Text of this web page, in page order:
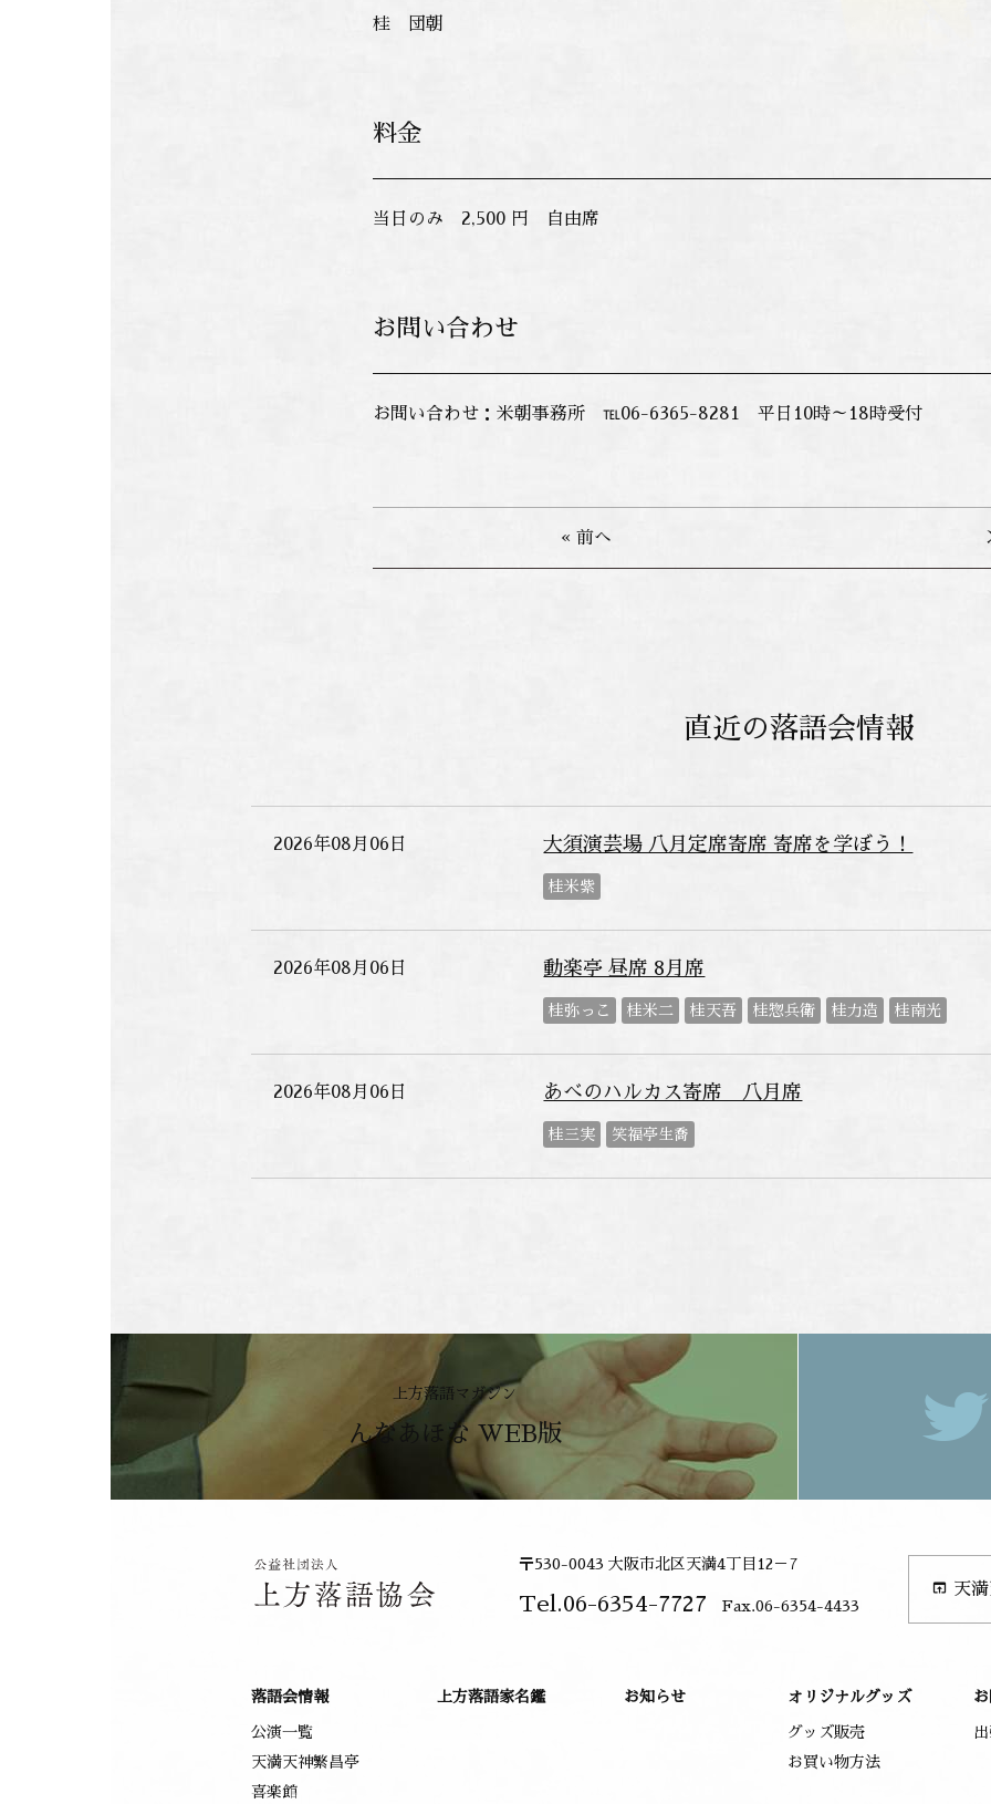
桂 団朝
料金
当日のみ 2,500 円 自由席
お問い合わせ
お問い合わせ：米朝事務所 ℡06-6365-8281 平日10時～18時受付
« 前へ
直近の落語会情報
2026年08月06日 大須演芸場 八月定席寄席 寄席を学ぼう！
桂米紫
2026年08月06日 動楽亭 昼席 8月席
桂弥っこ 桂米二 桂天吾 桂惣兵衛 桂力造 桂南光
2026年08月06日 あべのハルカス寄席 八月席
桂三実 笑福亭生喬
上方落語マガジン
んなあほな WEB版
〒530-0043 大阪市北区天満4丁目12－7
Tel.06-6354-7727 Fax.06-6354-4433
open_in_browser 天
落語会情報
公演一覧
天満天神繁昌亭
喜楽館
上方落語家名鑑 お知らせ オリジナルグッズ
グッズ販売
お買い物方法